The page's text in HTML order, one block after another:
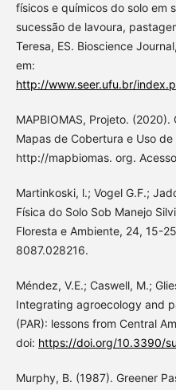
físicos e químicos do solo em
sucessão de lavoura,
Teresa, ES. Bioscience
em:
http://www.seer.ufu.br/
MAPBIOMAS, Projeto.
Mapas de Cobertura e Uso
http://mapbiomas. org.
Martinkoski, l.; Vogel G.F.;
Física do Solo Sob Manejo
Floresta e Ambiente, 24, 15-
8087.028216.
Méndez, V.E.; Caswell, M.;
Integrating agroecology and
(PAR): lessons from Central
doi: https://doi.org/10.3390/
Murphy, B. (1987). Greener